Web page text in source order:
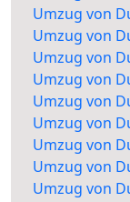
Umzug von
Umzug von
Umzug von
Umzug von
Umzug von
Umzug von
Umzug von
Umzug von
Umzug von